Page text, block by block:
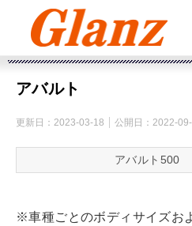
カーケアグランツ 車種サイ
アバルト
更新日： 2023-03-18 公開日： 2022-
アバルト500
※車種ごとのボディサイズお